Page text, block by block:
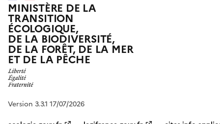
MINISTÈRE DE LA
TRANSITION
ÉCOLOGIQUE,
DE LA BIODIVERSITÉ,
DE LA FORÊT, DE LA MER
ET DE LA PÊCHE
Version 3.3.1 17/07/2026